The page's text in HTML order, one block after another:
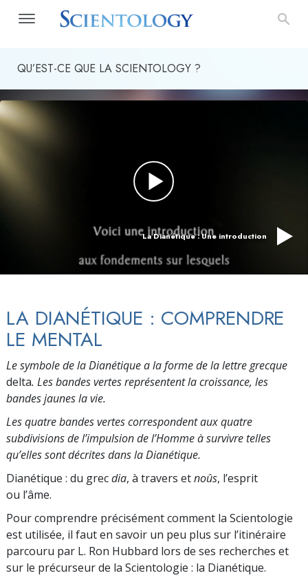
QU’EST-CE QUE LA SCIENTOLOGY ?
La Dianétique : Une introduction
LA DIANÉTIQUE : COMPRENDRE
LE MENTAL
Le symbole de la Dianétique a la forme de la lettre grecque
delta. Les bandes vertes représentent la croissance, les
bandes jaunes la vie.
Les quatre bandes vertes correspondent aux quatre
subdivisions de l’impulsion de l’Homme à survivre telles
qu’elles sont décrites dans la Dianétique.
Dianétique : du grecdia, à travers etnoûs, l’esprit
ou l’âme.
Pour comprendre précisément comment la Scientologie
est utilisée, il faut en savoir un peu plus sur l’itinéraire
parcouru par L. Ron Hubbard lors de ses recherches et
sur le précurseur de la Scientologie : la Dianétique.